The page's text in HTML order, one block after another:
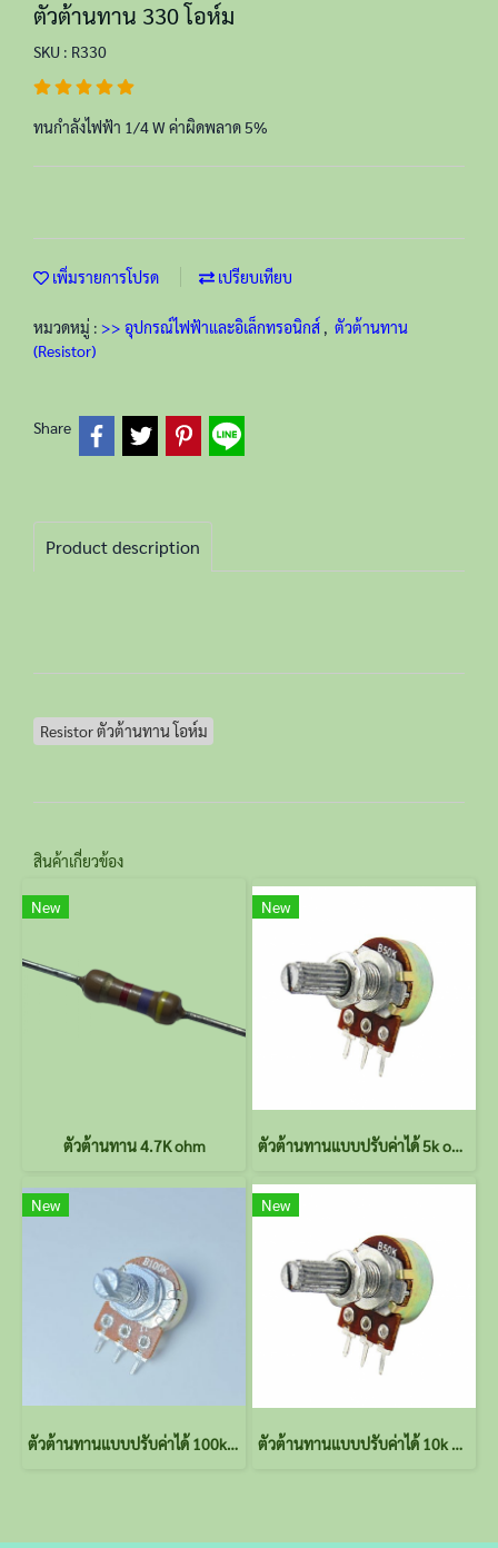
ตัวต้านทาน 330 โอห์ม
SKU : R330
ทนกำลังไฟฟ้า 1/4 W ค่าผิดพลาด 5%
เพิ่มรายการโปรด เปรียบเทียบ
หมวดหมู่ : >> อุปกรณ์ไฟฟ้าและอิเล็กทรอนิกส์ , ตัวต้านทาน
(Resistor)
Share
Product description
Resistor ตัวต้านทาน โอห์ม
สินค้าเกี่ยวข้อง
New
ตัวต้านทาน 4.7K ohm
New
ตัวต้านทานแบบปรับค่าได้ 5k ohm
New
ตัวต้านทานแบบปรับค่าได้ 100k ohm
New
ตัวต้านทานแบบปรับค่าได้ 10k ohm